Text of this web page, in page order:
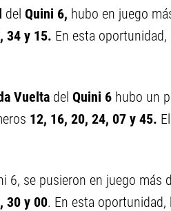
del Quini 6, hubo en juego
34 y 15. En esta
Vuelta del Quini 6 hubo un
12, 16, 20, 24, 07 y 45.
6, se pusieron en juego más
30 y 00. En esta